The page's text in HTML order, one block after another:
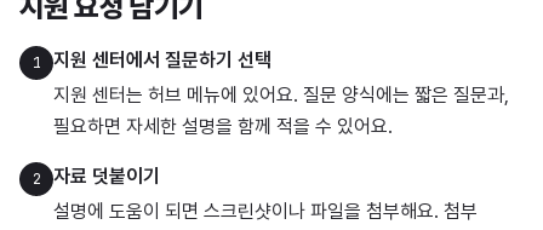
1
지원 센터에서 질문하기 선택
지원 센터는 허브 메뉴에 있어요. 질문 양식에는 짧은 질문과,
필요하면 자세한 설명을 함께 적을 수 있어요.
2
자료 덧붙이기
설명에 도움이 되면 스크린샷이나 파일을 첨부해요. 첨부